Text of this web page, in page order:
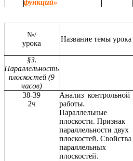
функций»
№/
урока
Название темы урока
§3.
Параллельность
плоскостей (9
часов)
38-39
2ч
Анализ контрольной
работы.
Параллельные
плоскости. Признак
параллельности двух
плоскостей. Свойства
параллельных
плоскостей.